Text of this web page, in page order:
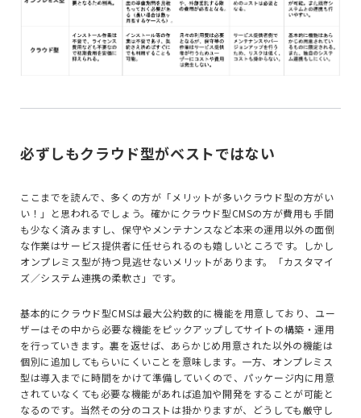
必ずしもクラウド型がベストではない
ここまでを読んで、多くの方が「メリットが多いクラウド型の方がい
い！」と思われるでしょう。確かにクラウド型CMSの方が費用も手間
も少なく済みますし、保守やメンテナンスなど本来の運用以外の面倒
な作業はサービス提供者に任せられるのも嬉しいところです。しかし
オンプレミス型が持つ見逃せないメリットがあります。「カスタマイ
ズ／システム連携の柔軟さ」です。
基本的にクラウド型CMSは最大公約数的に機能を用意しており、ユー
ザーはその中から必要な機能をピックアップしてサイトの構築・運用
を行っていきます。裏を返せば、あらかじめ用意された以外の機能は
個別に追加してもらいにくいことを意味します。一方、オンプレミス
型は導入までに時間をかけて準備していくので、パッケージ内に用意
されていなくても必要な機能があれば追加や開発をすることが可能と
なるのです。当然その分のコストは掛かりますが、どうしても厳守し